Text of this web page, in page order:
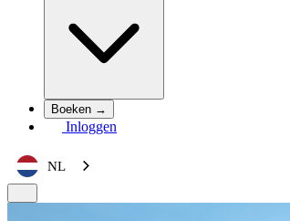
Boeken →
Inloggen
NL